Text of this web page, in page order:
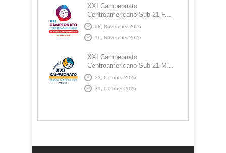
XXI Campeonato
Centroamericano Sub-21 F...
08, November 2026
16, November 2026
XXI Campeonato
Centroamericano Sub-21 M...
23, October 2026
31, October 2026